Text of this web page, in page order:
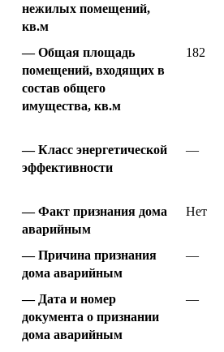
нежилых помещений,
кв.м
Общая площадь
помещений, входящих в
состав общего
имущества, кв.м
182
Класс энергетической
эффективности
—
Факт признания дома
аварийным
Нет
Причина признания
дома аварийным
—
Дата и номер
документа о признании
дома аварийным
—